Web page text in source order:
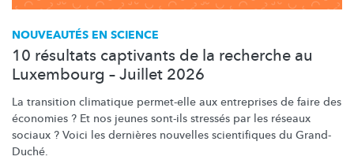
NOUVEAUTÉS EN SCIENCE
10 résultats captivants de la recherche au
Luxembourg – Juillet 2026
La transition climatique permet-elle aux entreprises de faire des
économies ? Et nos jeunes sont-ils stressés par les réseaux
sociaux ? Voici les dernières nouvelles scientifiques du Grand-
Duché.